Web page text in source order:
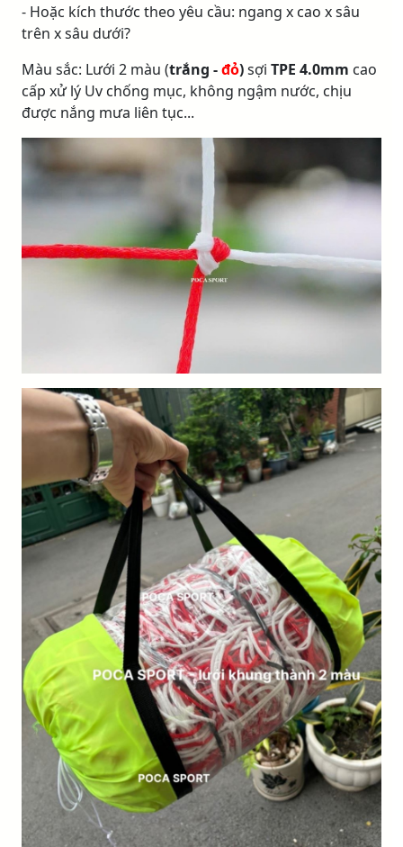
- Hoặc kích thước theo yêu cầu: ngang x cao x sâu
trên x sâu dưới?
Màu sắc: Lưới 2 màu (trắng -đỏ)sợi TPE 4.0mm cao
cấp xử lý Uv chống mục, không ngậm nước, chịu
được nắng mưa liên tục...